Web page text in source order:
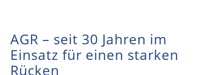
AGR – seit 30 Jahren im
Einsatz für einen starken
Rücken